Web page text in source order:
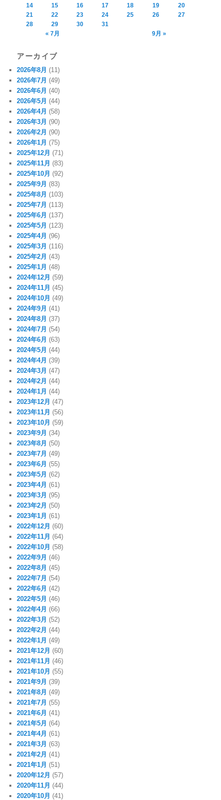
14 15 16 17 18 19
20
21
22 23 24 25 26
27
28
29 30
31
« 7月
9月 »
アーカイブ
2026年8月 (11)
2026年7月 (49)
2026年6月 (40)
2026年5月 (44)
2026年4月 (58)
2026年3月 (90)
2026年2月 (90)
2026年1月 (75)
2025年12月 (71)
2025年11月 (83)
2025年10月 (92)
2025年9月 (83)
2025年8月 (103)
2025年7月 (113)
2025年6月 (137)
2025年5月 (123)
2025年4月 (96)
2025年3月 (116)
2025年2月 (43)
2025年1月 (48)
2024年12月 (59)
2024年11月 (45)
2024年10月 (49)
2024年9月 (41)
2024年8月 (37)
2024年7月 (54)
2024年6月 (63)
2024年5月 (44)
2024年4月 (39)
2024年3月 (47)
2024年2月 (44)
2024年1月 (44)
2023年12月 (47)
2023年11月 (56)
2023年10月 (59)
2023年9月 (34)
2023年8月 (50)
2023年7月 (49)
2023年6月 (55)
2023年5月 (62)
2023年4月 (61)
2023年3月 (95)
2023年2月 (50)
2023年1月 (61)
2022年12月 (60)
2022年11月 (64)
2022年10月 (58)
2022年9月 (46)
2022年8月 (45)
2022年7月 (54)
2022年6月 (42)
2022年5月 (46)
2022年4月 (66)
2022年3月 (52)
2022年2月 (44)
2022年1月 (49)
2021年12月 (60)
2021年11月 (46)
2021年10月 (55)
2021年9月 (39)
2021年8月 (49)
2021年7月 (55)
2021年6月 (41)
2021年5月 (64)
2021年4月 (61)
2021年3月 (63)
2021年2月 (41)
2021年1月 (51)
2020年12月 (57)
2020年11月 (44)
2020年10月 (41)